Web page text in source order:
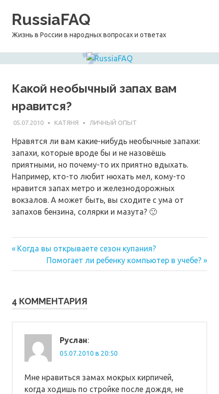
RussiaFAQ
Жизнь в России в народных вопросах и ответах
Какой необычный запах вам
нравится?
05.07.2010 КАТЯНЯ ЛИЧНЫЙ ОПЫТ
Нравятся ли вам какие-нибудь необычные запахи:
запахи, которые вроде бы и не назовёшь
приятными, но почему-то их приятно вдыхать.
Например, кто-то любит нюхать мел, кому-то
нравится запах метро и железнодорожных
вокзалов. А может быть, вы сходите с ума от
запахов бензина, солярки и мазута? 🙂
Навигация
по
Предыдущая
Когда вы открываете сезон купания?
Следующая
запись:
Помогает ли ребенку компьютер в учебе?
4 КОММЕНТАРИЯ
Руслан:
05.07.2010 в 20:50
Мне нравиться замах мокрых кирпичей,
когда ходишь по стройке после дождя, не